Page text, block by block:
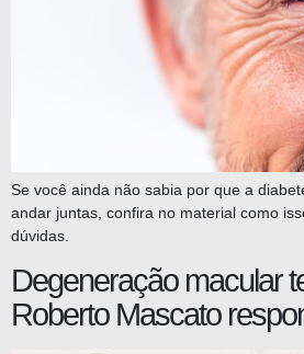
Se você ainda não sabia por que a
andar juntas, confira no material como
dúvidas.
Degeneração macular
Roberto Mascato